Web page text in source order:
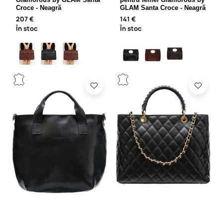
Croce - Neagră
207 €
În stoc
GLAM Santa Croce - Neagră
141 €
În stoc